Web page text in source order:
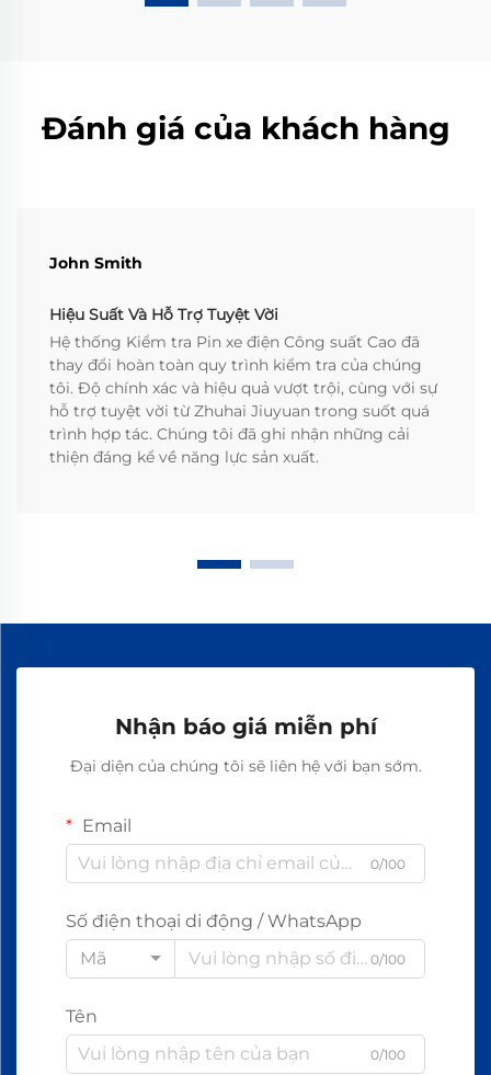
Đánh giá của khách hàng
John Smith
Hiệu Suất Và Hỗ Trợ Tuyệt Vời
Hệ thống Kiểm tra Pin xe điện Công suất Cao đã
thay đổi hoàn toàn quy trình kiểm tra của chúng
tôi. Độ chính xác và hiệu quả vượt trội, cùng với sự
hỗ trợ tuyệt vời từ Zhuhai Jiuyuan trong suốt quá
trình hợp tác. Chúng tôi đã ghi nhận những cải
thiện đáng kể về năng lực sản xuất.
Nhận báo giá miễn phí
Đại diện của chúng tôi sẽ liên hệ với bạn sớm.
Email
0/100
Số điện thoại di động / WhatsApp
Mã
0/100
Tên
0/100